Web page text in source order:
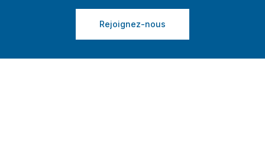
Rejoignez-nous